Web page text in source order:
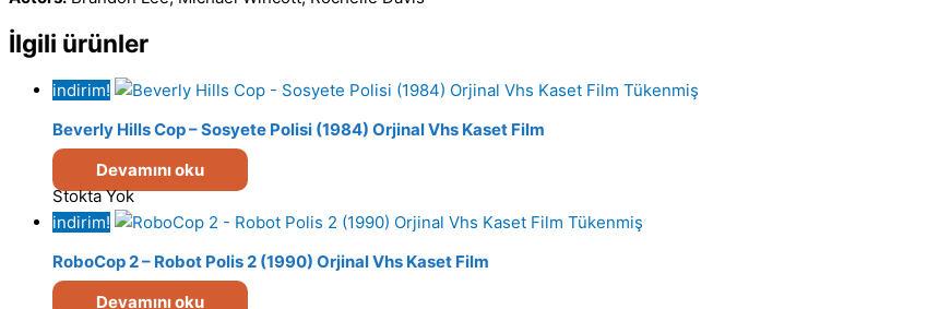
İlgili ürünler
indirim!
Tükenmiş
Beverly Hills Cop – Sosyete Polisi (1984) Orjinal Vhs Kaset Film
Devamını oku
Stokta Yok
indirim!
Tükenmiş
RoboCop 2 – Robot Polis 2 (1990) Orjinal Vhs Kaset Film
Devamını oku